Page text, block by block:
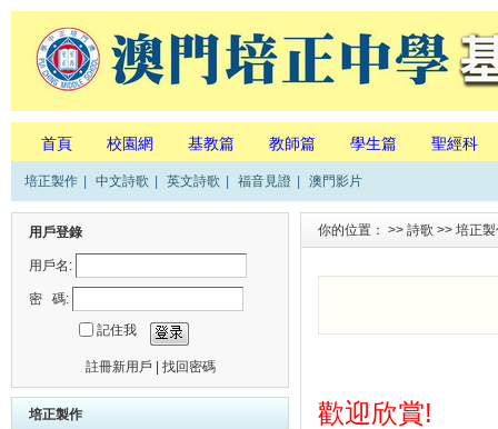
首頁 校園網 基教篇 教師篇 學生篇 聖經科
培正製作 中文詩歌 英文詩歌 福音見證 澳門影片
用戶登錄
用戶名:
密 碼:
記住我
註冊新用戶 找回密碼
培正製作
你的位置： >> 詩歌 >> 培正
歡迎欣賞!